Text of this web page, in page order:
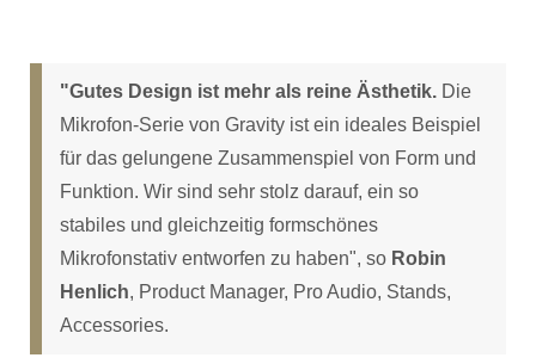
"Gutes Design ist mehr als reine Ästhetik. Die
Mikrofon-Serie von Gravity ist ein ideales Beispiel
für das gelungene Zusammenspiel von Form und
Funktion. Wir sind sehr stolz darauf, ein so
stabiles und gleichzeitig formschönes
Mikrofonstativ entworfen zu haben", so Robin
Henlich, Product Manager, Pro Audio, Stands,
Accessories.